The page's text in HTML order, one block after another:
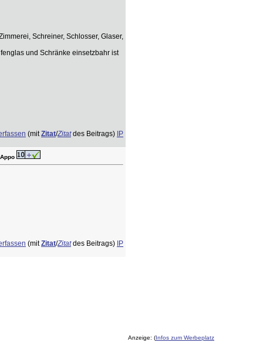
Schreiner, Schlosser, Glaser,
und Schränke einsetzbahr ist
(mitZitat/Zitatdes Beitrags) IP
(mitZitat/Zitatdes Beitrags) IP
Anzeige: (Infos zum Werbeplatz